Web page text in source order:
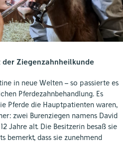
der Ziegenzahnheilkunde
in neue Welten – so passierte es
Pferdezahnbehandlung. Es
Pferde die Hauptpatienten waren,
zwei Burenziegen namens David
Jahre alt. Die Besitzerin besaß sie
bemerkt, dass sie zunehmend